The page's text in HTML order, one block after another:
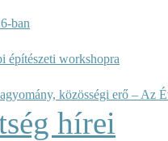
ban
építészeti workshopra
közösségi erő – Az
hírei